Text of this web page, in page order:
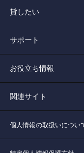
貸したい
サポート
お役立ち情報
関連サイト
個人情報の取扱いについ